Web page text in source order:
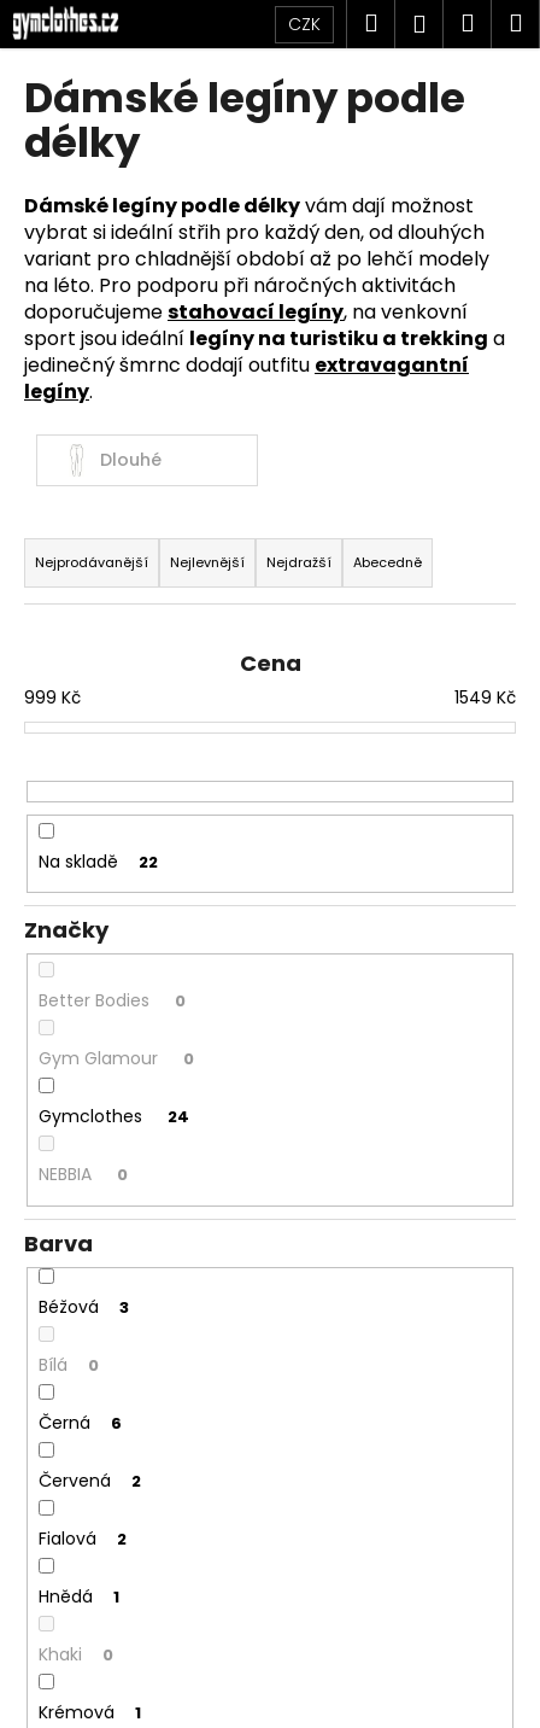
Přejít
na
obsah
CZK Hledat
Dámské legíny podle
délky
Dámské legíny podle délkyvám dají možnost
vybrat si ideální střih pro každý den, od dlouhých
variant pro chladnější období až po lehčí modely
na léto. Pro podporu při náročných aktivitách
doporučujemestahovací legíny, na venkovní
sport jsou ideální legíny na turistiku a trekking a
jedinečný šmrnc dodají outfitu extravagantní
legíny.
Dlouhé
Ř
a
z
í
p
o
d
u
k
t
ů
Nejprodávanější Nejlevnější Nejdražší Abecedně
Cena
999 Kč 1549 Kč
Na skladě 22
Značky
Better Bodies 0
Gym Glamour 0
Gymclothes 24
NEBBIA 0
Barva
Béžová 3
Bílá 0
Černá 6
Červená 2
Fialová 2
Hnědá 1
Khaki 0
Krémová 1
K
o
C
o
p
o
t
ř
e
b
u
j
e
n
a
j
?
HLEDAT
D
o
p
o
u
m
e